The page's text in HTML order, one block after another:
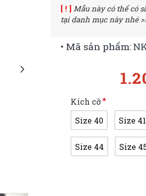
• Mã sản phẩm:
Kích cỡ
Size 40
Size 41
Size 44 Size
[ ! ] Mẫu này có thể có
tại danh mục này nhé